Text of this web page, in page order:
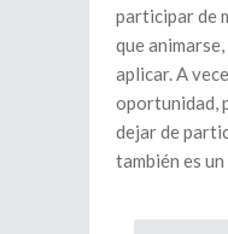
participar de
que
aplicar. A
oportunidad,
dejar de
también es